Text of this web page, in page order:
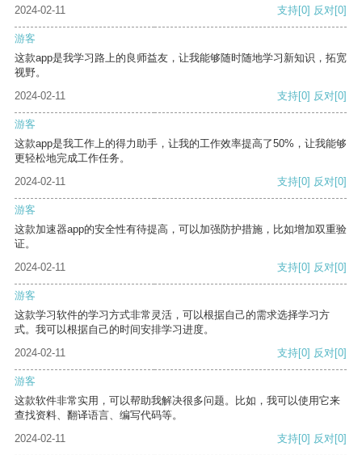
2024-02-11 支持[0] 反对[0]
游客
这款app是我学习路上的良师益友，让我能够随时随地学习新知识，拓宽
视野。
2024-02-11
支持[0] 反对[0]
游客
这款app是我工作上的得力助手，让我的工作效率提高了50%，让我能够
更轻松地完成工作任务。
2024-02-11
支持[0] 反对[0]
游客
这款加速器app的安全性有待提高，可以加强防护措施，比如增加双重验
证。
2024-02-11
支持[0] 反对[0]
游客
这款学习软件的学习方式非常灵活，可以根据自己的需求选择学习方
式。我可以根据自己的时间安排学习进度。
2024-02-11
支持[0] 反对[0]
游客
这款软件非常实用，可以帮助我解决很多问题。比如，我可以使用它来
查找资料、翻译语言、编写代码等。
2024-02-11
支持[0] 反对[0]